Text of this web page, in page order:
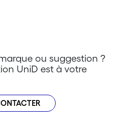
ou suggestion ?
UniD est à votre